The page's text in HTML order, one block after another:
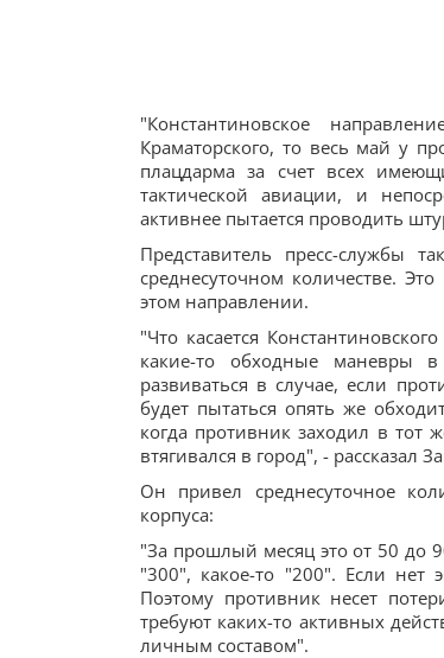
"Константиновское
Краматорского, то весь май у
плацдарма за счет всех
тактической авиации, и
активнее пытается проводить
Представитель пресс-службы
среднесуточном количестве.
этом направлении.
"Что касается
какие-то обходные маневры
развиваться в случае, если
будет пытаться опять же
когда противник заходил в тот
втягивался в город", - рассказал
Он привел среднесуточное
корпуса:
"За прошлый месяц это от 50 до
"300", какое-то "200". Если нет
Поэтому противник несет
требуют каких-то активных
личным составом".